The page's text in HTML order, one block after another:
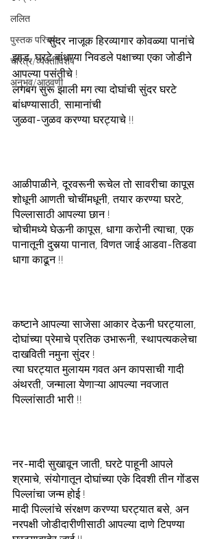
ललित
पुस्तक परिचय
चरित्र/व्यक्तीविशेष
अनुभव/आठवणी
             सुंदर नाजूक हिरव्यागार कोवळ्या पानांचे
झाड, घरटे बांधण्या निवडले पक्षाच्या एका जोडीने
आपल्या पसंतीचे !
लगबग सुरू झाली मग त्या दोघांची सुंदर घरटे
बांधण्यासाठी, सामानांची
जुळवा-जुळव करण्या घरट्याचे !!
आळीपाळीने, दूरवरूनी रूचेल तो सावरीचा कापूस
शोधूनी आणती चोचींमधूनी, तयार करण्या घरटे,
पिल्लासाठी आपल्या छान !
चोचीमध्ये घेऊनी कापूस, धागा करोनी त्याचा, एक
पानातूनी दुसर्‍या पानात, विणत जाई आडवा-तिडवा
धागा काढून !!
कष्टाने आपल्या साजेसा आकार देऊनी घरट्याला,
दोघांच्या प्रेमाचे प्रतिक उभारूनी, स्थापत्यकलेचा
दाखविती नमुना सुंदर !
त्या घरट्यात मुलायम गवत अन कापसाची गादी
अंथरती, जन्माला येणाऱ्या आपल्या नवजात
पिल्लांसाठी भारी !!
नर-मादी सुखावून जाती, घरटे पाहूनी आपले
श्रमाचे, संयोगातून दोघांच्या एके दिवशी तीन गोंडस
पिल्लांचा जन्म होई !
मादी पिल्लांचे संरक्षण करण्या घरट्यात बसे, अन
नरपक्षी जोडीदारीणीसाठी आपल्या दाणे टिपण्या